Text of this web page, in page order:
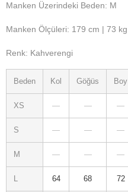
Manken Üzerindeki Beden: M
Manken Ölçüleri: 179 cm | 73 kg
Renk: Kahverengi
Beden Kol Göğüs Boy
XS — — —
S — — —
M — — —
L 64 68 72